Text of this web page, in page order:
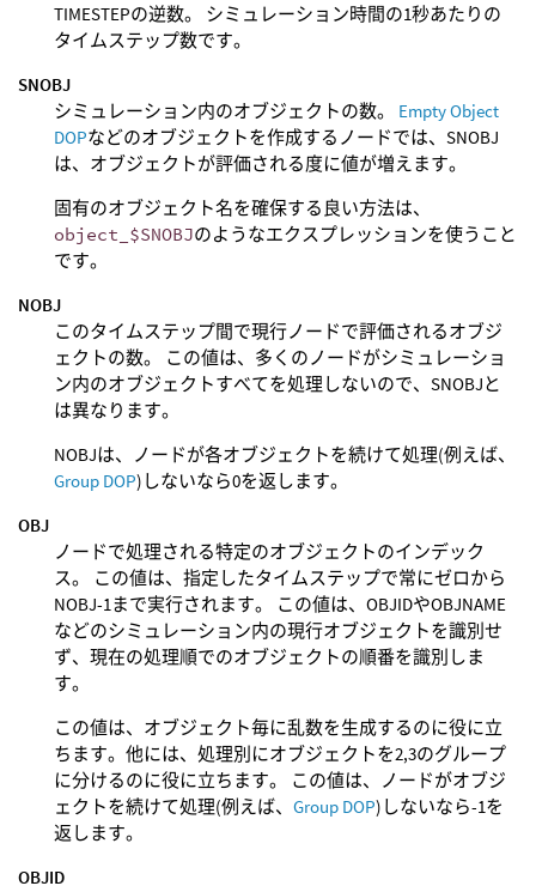
TIMESTEPの逆数。 シミュレーション時間の1秒あたりの
タイムステップ数です。
SNOBJ
シミュレーション内のオブジェクトの数。 Empty Object
DOPなどのオブジェクトを作成するノードでは、SNOBJ
は、オブジェクトが評価される度に値が増えます。
固有のオブジェクト名を確保する良い方法は、
object_$SNOBJのようなエクスプレッションを使うこと
です。
NOBJ
このタイムステップ間で現行ノードで評価されるオブジ
ェクトの数。 この値は、多くのノードがシミュレーショ
ン内のオブジェクトすべてを処理しないので、SNOBJと
は異なります。
NOBJは、ノードが各オブジェクトを続けて処理(例えば、
Group DOP)しないなら0を返します。
OBJ
ノードで処理される特定のオブジェクトのインデック
ス。 この値は、指定したタイムステップで常にゼロから
NOBJ-1まで実行されます。 この値は、OBJIDやOBJNAME
などのシミュレーション内の現行オブジェクトを識別せ
ず、現在の処理順でのオブジェクトの順番を識別しま
す。
この値は、オブジェクト毎に乱数を生成するのに役に立
ちます。他には、処理別にオブジェクトを2,3のグループ
に分けるのに役に立ちます。 この値は、ノードがオブジ
ェクトを続けて処理(例えば、 Group DOP)しないなら-1を
返します。
OBJID